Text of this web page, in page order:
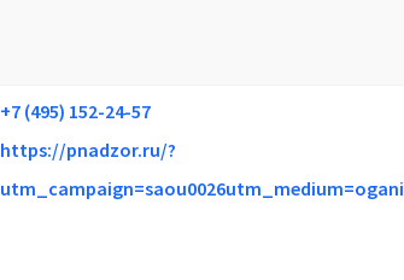
+7 (495) 152-24-57
https://pnadzor.ru/?